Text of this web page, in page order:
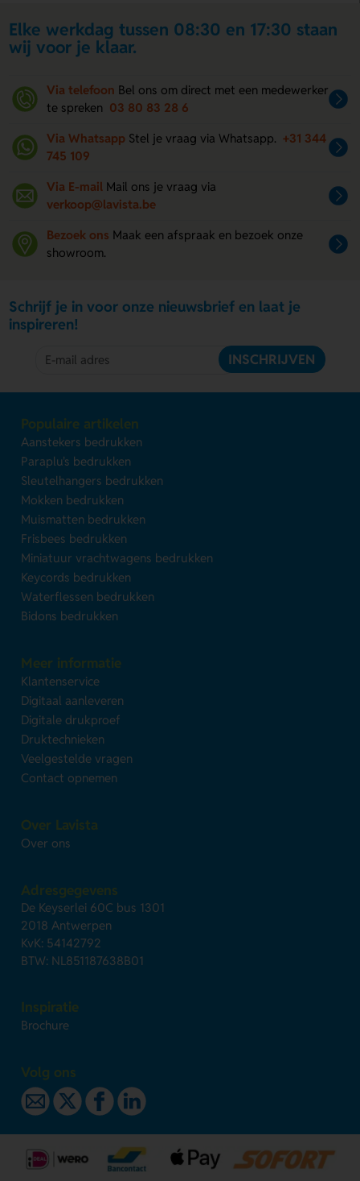
Elke werkdag tussen 08:30 en 17:30 staan
wij voor je klaar.
Via telefoon Bel ons om direct met een medewerker
te spreken 03 80 83 28 6
Via Whatsapp Stel je vraag via Whatsapp. +31 344
745 109
Via E-mail Mail ons je vraag via
verkoop@lavista.be
Bezoek ons Maak een afspraak en bezoek onze
showroom.
Schrijf je in voor onze nieuwsbrief en laat je
inspireren!
INSCHRIJVEN
Populaire artikelen
Aanstekers bedrukken
Paraplu's bedrukken
Sleutelhangers bedrukken
Mokken bedrukken
Muismatten bedrukken
Frisbees bedrukken
Miniatuur vrachtwagens bedrukken
Keycords bedrukken
Waterflessen bedrukken
Bidons bedrukken
Meer informatie
Klantenservice
Digitaal aanleveren
Digitale drukproef
Druktechnieken
Veelgestelde vragen
Contact opnemen
Over Lavista
Over ons
Adresgegevens
De Keyserlei 60C bus 1301
2018 Antwerpen
KvK: 54142792
BTW: NL851187638B01
Inspiratie
Brochure
Volg ons